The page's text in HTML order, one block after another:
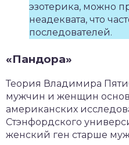
эзотерика, можно
неадеквата, что
последователей.
«Пандора»
Теория Владимира
мужчин и женщин
американских
Стэнфордского
женский ген старше